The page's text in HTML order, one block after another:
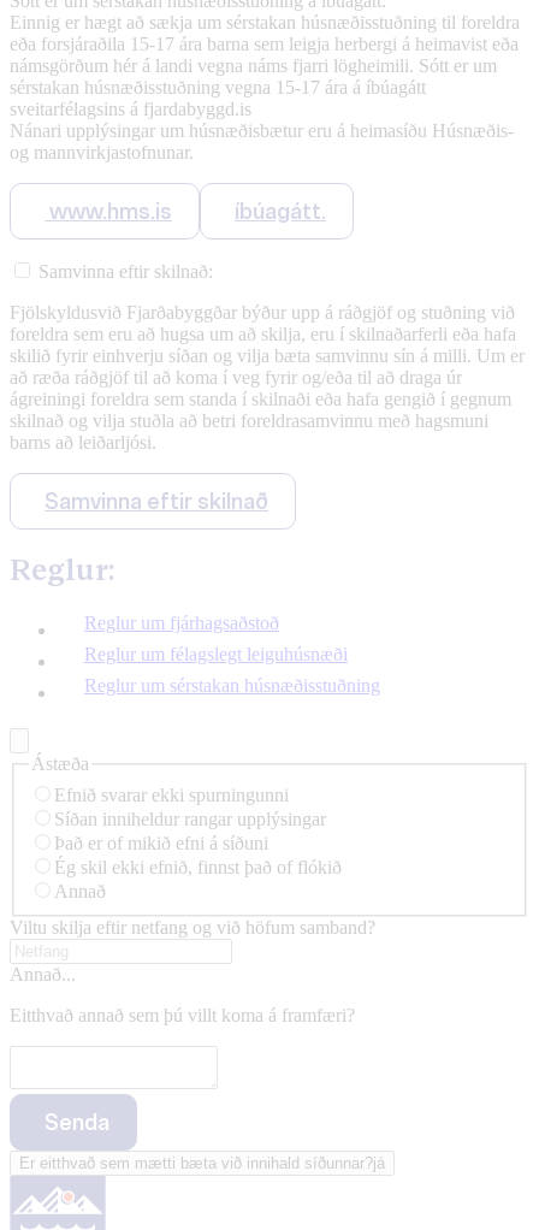
Einnig er hægt að sækja um sérstakan húsnæðisstuðning til foreldra
eða forsjáraðila 15-17 ára barna sem leigja herbergi á heimavist eða
námsgörðum hér á landi vegna náms fjarri lögheimili. Sótt er um
sérstakan húsnæðisstuðning vegna 15-17 ára á íbúagátt
sveitarfélagsins á fjardabyggd.is
Nánari upplýsingar um húsnæðisbætur eru á heimasíðu Húsnæðis-
og mannvirkjastofnunar.
www.hms.is íbúagátt.
Samvinna eftir skilnað:
Fjölskyldusvið Fjarðabyggðar býður upp á ráðgjöf og stuðning við
foreldra sem eru að hugsa um að skilja, eru í skilnaðarferli eða hafa
skilið fyrir einhverju síðan og vilja bæta samvinnu sín á milli. Um er
að ræða ráðgjöf til að koma í veg fyrir og/eða til að draga úr
ágreiningi foreldra sem standa í skilnaði eða hafa gengið í gegnum
skilnað og vilja stuðla að betri foreldrasamvinnu með hagsmuni
barns að leiðarljósi.
Samvinna eftir skilnað
Reglur:
Reglur um fjárhagsaðstoð
Reglur um félagslegt leiguhúsnæði
Reglur um sérstakan húsnæðisstuðning
Ástæða
Efnið svarar ekki spurningunni
Síðan inniheldur rangar upplýsingar
Það er of mikið efni á síðuni
Ég skil ekki efnið, finnst það of flókið
Annað
Viltu skilja eftir netfang og við höfum samband?
Annað...
Eitthvað annað sem þú villt koma á framfæri?
Senda
Er eitthvað sem mætti bæta við innihald síðunnar?já